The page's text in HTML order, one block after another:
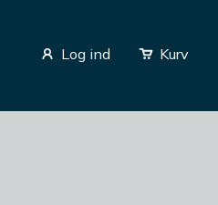
Log ind Kurv